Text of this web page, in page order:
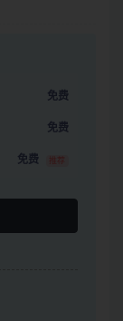
免费
免费
免费 推荐